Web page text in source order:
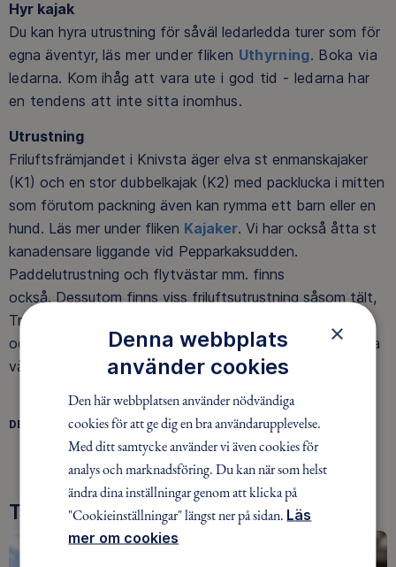
Hyr kajak
Du kan hyra utrustning för såväl ledarledda turer som för
egna äventyr, läs mer under fliken Uthyrning. Boka via
ledarna. Kom ihåg att vara ute i god tid - ledarna har
en tendens att inte sitta inomhus.
Utrustning
Friluftsfrämjandet i Knivsta äger elva st enmanskajaker
(K1) och en stor dubbelkajak (K2) med packlucka i mitten
som förutom packning även kan rymma ett barn eller en
hund. Läs mer under fliken Kajaker. Vi har också åtta st
kanadensare liggande vid Pepparkaksudden.
Paddelutrustning och flytvästar mm. finns
också. Dessutom finns viss friluftsutrustning såsom tält,
Trangiakök mm. Utrustningen kan hyras av medlemmar
och allmänheten. Vi strävar efter att fortlöpande förnya
vår utrustning.
DELA
FACEBOOKTWITTERLINKEDIN
Tre goda skäl att bli medlem
×
Denna webbplats
använder cookies
Den här webbplatsen använder nödvändiga
cookies för att ge dig en bra användarupplevelse.
Med ditt samtycke använder vi även cookies för
analys och marknadsföring. Du kan när som helst
ändra dina inställningar genom att klicka på
"Cookieinställningar" längst ner på sidan. Läs
mer om cookies